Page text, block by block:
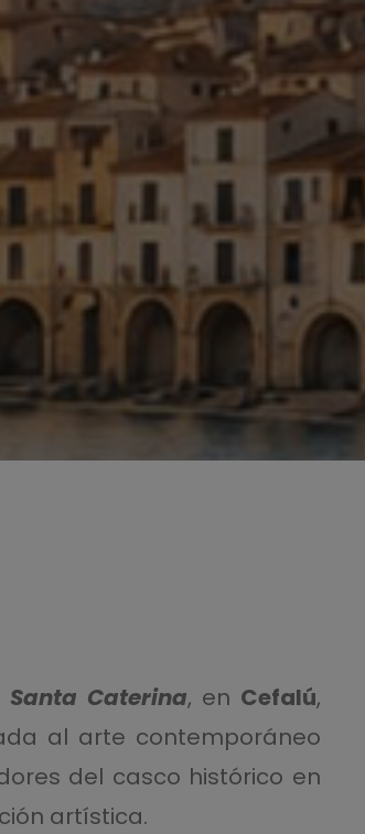
Caterina, en Cefalú,
al arte contemporáneo
del casco histórico en
artística.